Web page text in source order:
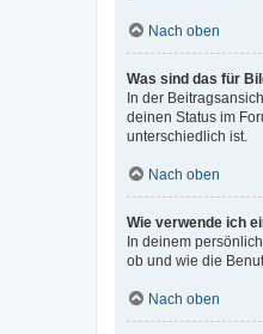
Nach oben
Was sind das für
In der
deinen Status im
unterschiedlich ist.
Nach oben
Wie verwende ich
In deinem
ob und wie die
Nach oben